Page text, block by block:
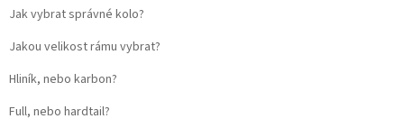
Jak vybrat správné kolo?
Jakou velikost rámu vybrat?
Hliník, nebo karbon?
Full, nebo hardtail?